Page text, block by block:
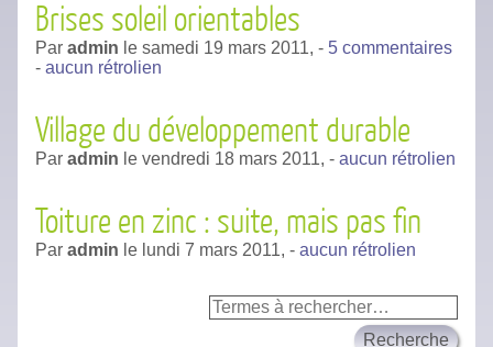
Brises soleil orientables
Par admin le samedi 19 mars 2011, - 5 commentaires
- aucun rétrolien
Village du développement durable
Par admin le vendredi 18 mars 2011, - aucun rétrolien
Toiture en zinc : suite, mais pas fin
Par admin le lundi 7 mars 2011, - aucun rétrolien